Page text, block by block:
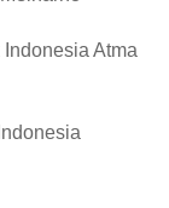
Atma